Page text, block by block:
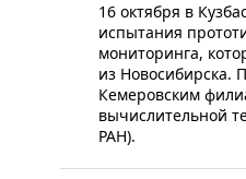
16 октября в
испытания
мониторинга,
из Новосибирска.
Кемеровским
вычислительной
РАН).